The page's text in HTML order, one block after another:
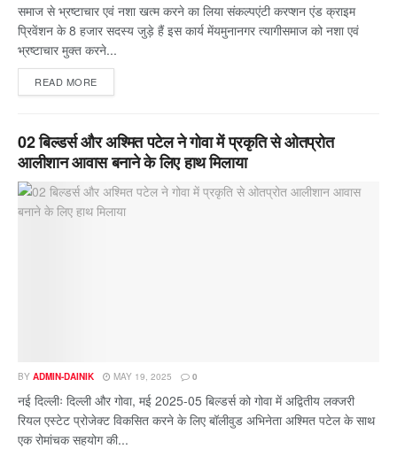
समाज से भ्रष्टाचार एवं नशा खत्म करने का लिया संकल्पएंटी करप्शन एंड क्राइम
प्रिवेंशन के 8 हजार सदस्य जुड़े हैं इस कार्य मेंयमुनानगर त्यागीसमाज को नशा एवं
भ्रष्टाचार मुक्त करने...
READ MORE
02 बिल्डर्स और अश्मित पटेल ने गोवा में प्रकृति से ओतप्रोत
आलीशान आवास बनाने के लिए हाथ मिलाया
BY ADMIN-DAINIK MAY 19, 2025 0
नई दिल्लीः दिल्ली और गोवा, मई 2025-05 बिल्डर्स को गोवा में अद्वितीय लक्जरी
रियल एस्टेट प्रोजेक्ट विकसित करने के लिए बॉलीवुड अभिनेता अश्मित पटेल के साथ
एक रोमांचक सहयोग की...